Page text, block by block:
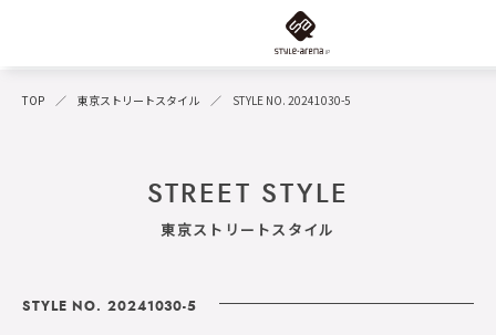
TOP 東京ストリートスタイル STYLE NO. 20241030-5
STREET STYLE
東京ストリートスタイル
STYLE NO. 20241030-5